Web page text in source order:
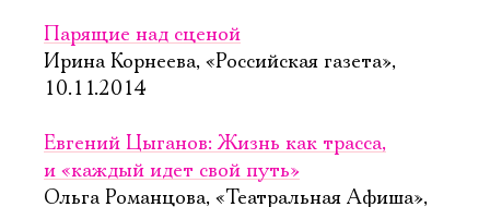
Парящие над сценой
Ирина Корнеева, «Российская газета»,
10.11.2014
Евгений Цыганов: Жизнь как трасса,
и «каждый идет свой путь»
Ольга Романцова, «Театральная Афиша»,